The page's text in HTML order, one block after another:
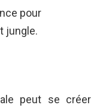
pour
jungle.
peut se créer